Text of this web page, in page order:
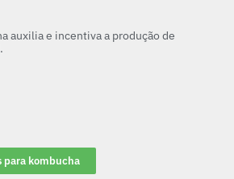
auxilia e incentiva a produção de
para kombucha